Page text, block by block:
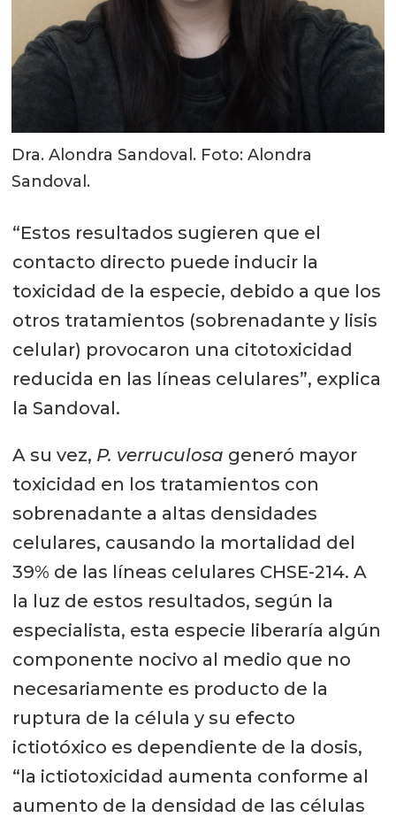
Dra. Alondra Sandoval. Foto: Alondra
Sandoval.
“Estos resultados sugieren que el
contacto directo puede inducir la
toxicidad de la especie, debido a que los
otros tratamientos (sobrenadante y lisis
celular) provocaron una citotoxicidad
reducida en las líneas celulares”, explica
la Sandoval.
A su vez, P. verruculosa generó mayor
toxicidad en los tratamientos con
sobrenadante a altas densidades
celulares, causando la mortalidad del
39% de las líneas celulares CHSE-214. A
la luz de estos resultados, según la
especialista, esta especie liberaría algún
componente nocivo al medio que no
necesariamente es producto de la
ruptura de la célula y su efecto
ictiotóxico es dependiente de la dosis,
“la ictiotoxicidad aumenta conforme al
aumento de la densidad de las células